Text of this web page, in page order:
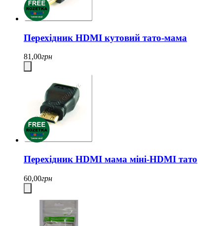
Перехідник HDMI кутовий тато-мама
81,00грн
Перехідник HDMI мама міні-HDMI тато
60,00грн